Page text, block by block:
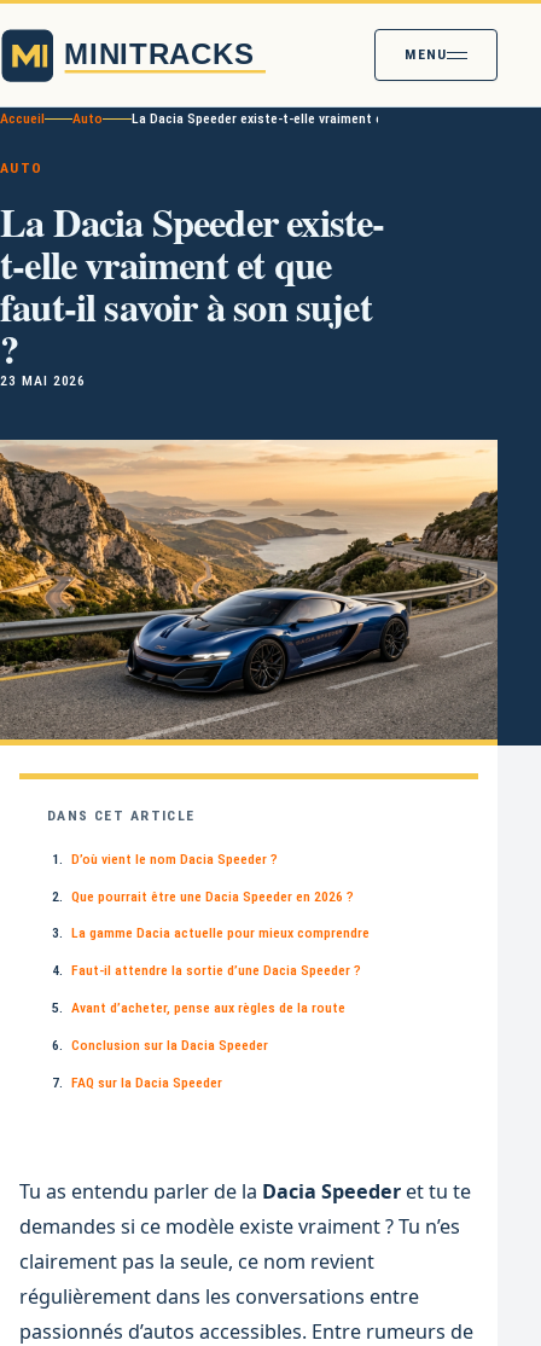
MENU
Accueil Auto La Dacia Speeder existe-t-elle vraiment et que faut-il savoir à son
AUTO
La Dacia Speeder existe-
t-elle vraiment et que
faut-il savoir à son sujet
?
23 MAI 2026
DANS CET ARTICLE
D’où vient le nom Dacia Speeder ?
Que pourrait être une Dacia Speeder en 2026 ?
La gamme Dacia actuelle pour mieux comprendre
Faut-il attendre la sortie d’une Dacia Speeder ?
Avant d’acheter, pense aux règles de la route
Conclusion sur la Dacia Speeder
FAQ sur la Dacia Speeder
Tu as entendu parler de la Dacia Speederet tu te
demandes si ce modèle existe vraiment ? Tu n’es
clairement pas la seule, ce nom revient
régulièrement dans les conversations entre
passionnés d’autos accessibles. Entre rumeurs de